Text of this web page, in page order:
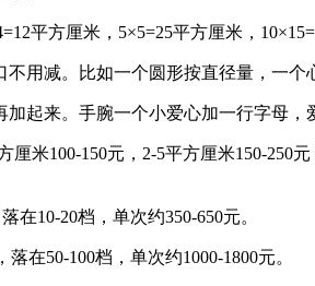
平方厘米，5×5=25平方厘米，
用减。比如一个圆形按直径量，一个
起来。手腕一个小爱心加一行字母，
米100-150元，2-5平方厘米150-250
在10-20档，单次约350-650元。
在50-100档，单次约1000-1800元。